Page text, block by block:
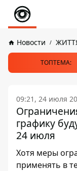
Новости
ТОПТЕМА:
09:21, 24 июля
графику
24 июля
Хотя меры
применять в